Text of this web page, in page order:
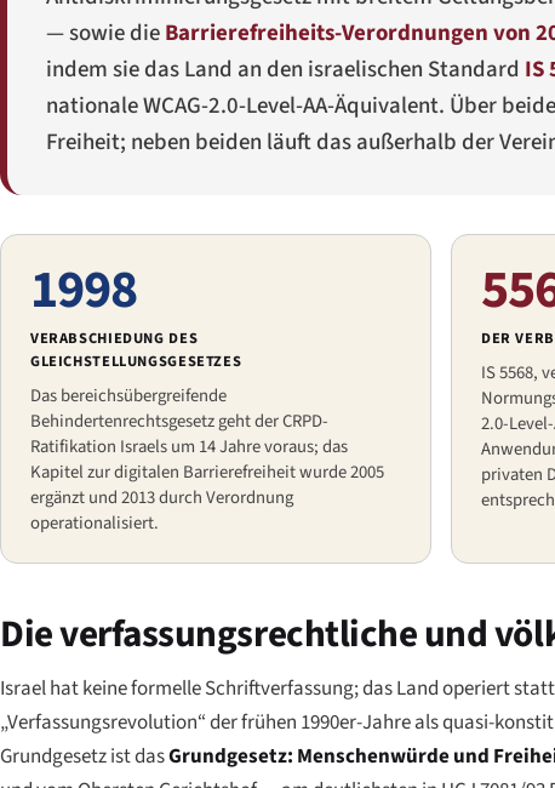
— sowie dieBarrierefreiheits-Verordnungen von
indem sie das Land an den israelischen Standard IS
nationale WCAG-2.0-Level-AA-Äquivalent. Über
Freiheit; neben beiden läuft das außerhalb der
1998
VERABSCHIEDUNG DES
GLEICHSTELLUNGSGESETZES
Das bereichsübergreifende
Behindertenrechtsgesetz geht der CRPD-
Ratifikation Israels um 14 Jahre voraus; das
Kapitel zur digitalen Barrierefreiheit wurde 2005
ergänzt und 2013 durch Verordnung
operationalisiert.
DER
IS 5568,
2.0-
privaten
Die verfassungsrechtliche und
Israel hat keine formelle Schriftverfassung; das Land operiert
„Verfassungsrevolution“ der frühen 1990er-Jahre als quasi-
Grundgesetz ist dasGrundgesetz: Menschenwürde und